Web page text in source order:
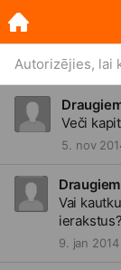
Autorizējies, lai
Veči
5. nov
Vai
ierakstus?
9. jan